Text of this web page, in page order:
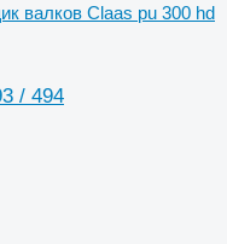
валков Claas pu 300 hd
/ 494